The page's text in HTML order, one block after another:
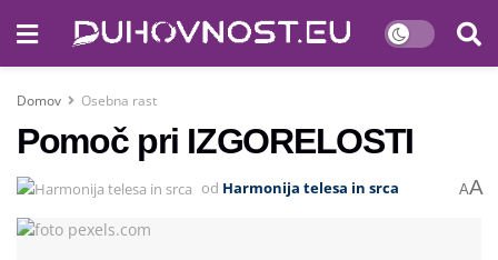
Domov Osebna rast
Pomoč pri IZGORELOSTI
od Harmonija telesa in srca AA